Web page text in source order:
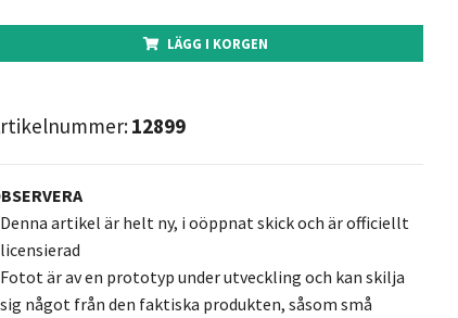
LÄGG I KORGEN
12899
Denna artikel är helt ny, i oöppnat skick och är officiellt
licensierad
Fotot är av en prototyp under utveckling och kan skilja
sig något från den faktiska produkten, såsom små